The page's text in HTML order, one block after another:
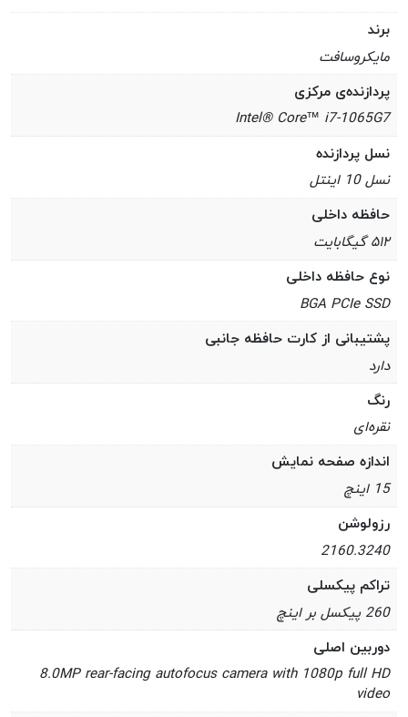
برند
مایکروسافت
پردازنده‌ی مرکزی
Intel® Core™ i7-1065G7
نسل پردازنده
نسل 10 اینتل
حافظه داخلی
۵۱۲ گیگابایت
نوع حافظه داخلی
BGA PCIe SSD
پشتیبانی از کارت حافظه جانبی
دارد
رنگ
نقره‌ای
اندازه صفحه نمایش
15 اینچ
رزولوشن
2160.3240
تراکم پیکسلی
260 پیکسل بر اینچ
دوربین اصلی
8.0MP rear-facing autofocus camera with 1080p full HD
video